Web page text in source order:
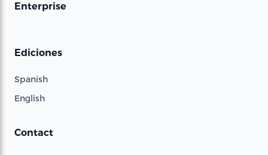
Enterprise
Ediciones
Spanish
English
Contact